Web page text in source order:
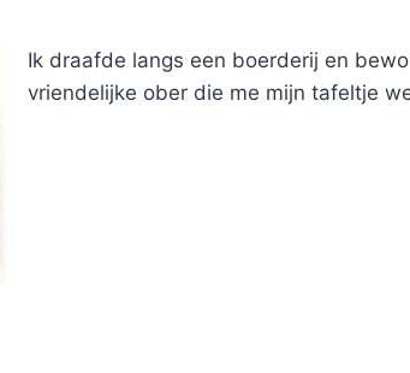
Ik draafde langs een boerderij en
vriendelijke ober die me mijn tafeltje